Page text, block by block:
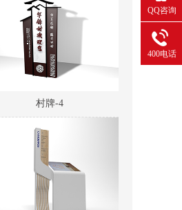
QQ咨询
400电话